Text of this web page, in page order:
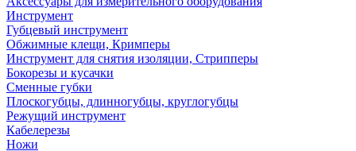
Инструмент
Губцевый инструмент
Обжимные клещи, Кримперы
Инструмент для снятия изоляции, Стрипперы
Бокорезы и кусачки
Сменные губки
Плоскогубцы, длинногубцы, круглогубцы
Режущий инструмент
Кабелерезы
Ножи